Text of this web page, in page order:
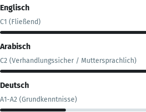
Englisch
C1 (Fließend)
Arabisch
C2 (Verhandlungssicher / Muttersprachlich)
Deutsch
A1-A2 (Grundkenntnisse)